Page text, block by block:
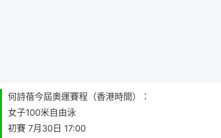
何詩蓓今屆奧運賽程（香港時間）：
女子100米自由泳
初賽 7月30日 17:00